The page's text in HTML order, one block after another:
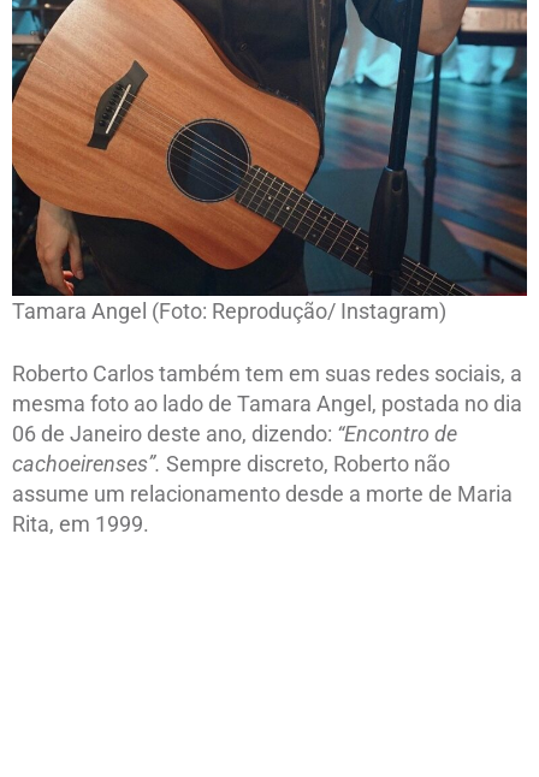
Tamara Angel (Foto: Reprodução/ Instagram)
Roberto Carlos também tem em suas redes sociais, a
mesma foto ao lado de Tamara Angel, postada no dia
06 de Janeiro deste ano, dizendo: “Encontro de
cachoeirenses”. Sempre discreto, Roberto não
assume um relacionamento desde a morte de Maria
Rita, em 1999.